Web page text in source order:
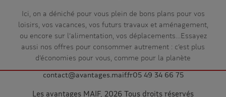
Ici, on a déniché pour vous plein de bons plans pour vos
loisirs, vos vacances, vos futurs travaux et aménagement,
ou encore sur l’alimentation, vos déplacements…Essayez
aussi nos offres pour consommer autrement : c’est plus
d’économies pour vous, comme pour la planète
contact@avantages.maif.fr05 49 34 66 75
Les avantages MAIF, 2026 Tous droits réservés